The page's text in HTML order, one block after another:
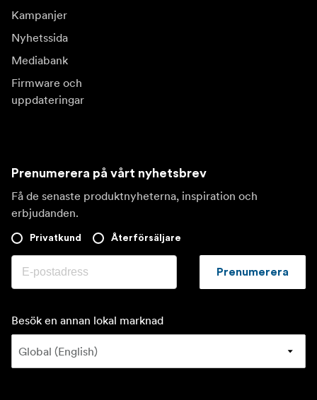
Kampanjer
Nyhetssida
Mediabank
Firmware och
uppdateringar
Prenumerera på vårt nyhetsbrev
Få de senaste produktnyheterna, inspiration och
erbjudanden.
Privatkund Återförsäljare
Prenumerera
Besök en annan lokal marknad